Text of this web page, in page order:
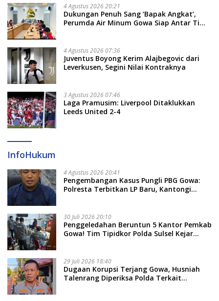
4 Agustus 2026 20:21
Dukungan Penuh Sang ‘Bapak Angkat’,
Perumda Air Minum Gowa Siap Antar Tim
4 Agustus 2026 07:36
Juventus Boyong Kerim Alajbegovic dari
Leverkusen, Segini Nilai Kontraknya
3 Agustus 2026 07:46
Laga Pramusim: Liverpool Ditaklukkan
Leeds United 2-4
InfoHukum
4 Agustus 2026 20:41
Pengembangan Kasus Pungli PBG Gowa:
Polresta Terbitkan LP Baru, Kantongi
30 Juli 2026 20:10
Penggeledahan Beruntun 5 Kantor Pemkab
Gowa! Tim Tipidkor Polda Sulsel Kejar
29 Juli 2026 18:40
Dugaan Korupsi Terjang Gowa, Husniah
Talenrang Diperiksa Polda Terkait